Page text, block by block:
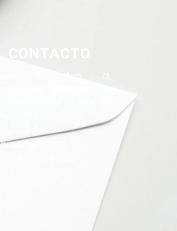
Cuéntanos tu caso